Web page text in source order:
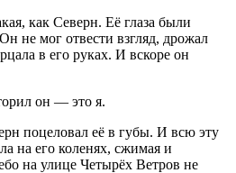
как Северн. Её глаза были
не мог отвести взгляд, дрожал
в его руках. И вскоре он
он — это я.
поцеловал её в губы. И всю эту
на его коленях, сжимая и
на улице Четырёх Ветров не